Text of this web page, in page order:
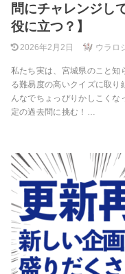
問にチャレンジし
役に立つ？】
2026年2月2日 ウラロ
私たち実は、宮城県のこと知
る難易度の高いクイズに取
んなでちょっぴりかしこく
定の過去問に挑む！…